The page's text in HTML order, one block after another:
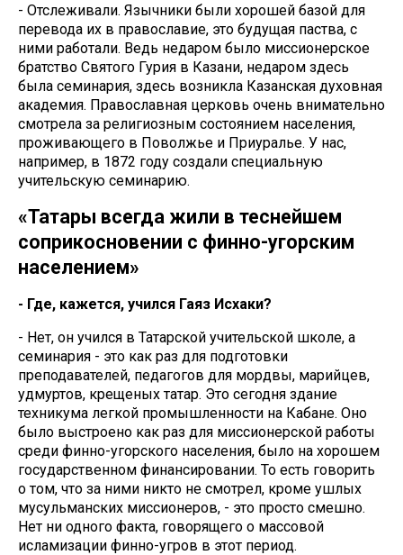
- Отслеживали. Язычники были хорошей базой для
перевода их в православие, это будущая паства, с
ними работали. Ведь недаром было миссионерское
братство Святого Гурия в Казани, недаром здесь
была семинария, здесь возникла Казанская духовная
академия. Православная церковь очень внимательно
смотрела за религиозным состоянием населения,
проживающего в Поволжье и Приуралье. У нас,
например, в 1872 году создали специальную
учительскую семинарию.
«Татары всегда жили в теснейшем
соприкосновении с финно-угорским
населением»
- Где, кажется, учился Гаяз Исхаки?
- Нет, он учился в Татарской учительской школе, а
семинария - это как раз для подготовки
преподавателей, педагогов для мордвы, марийцев,
удмуртов, крещеных татар. Это сегодня здание
техникума легкой промышленности на Кабане. Оно
было выстроено как раз для миссионерской работы
среди финно-угорского населения, было на хорошем
государственном финансировании. То есть говорить
о том, что за ними никто не смотрел, кроме ушлых
мусульманских миссионеров, - это просто смешно.
Нет ни одного факта, говорящего о массовой
исламизации финно-угров в этот период.